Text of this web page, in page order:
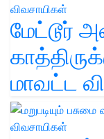
மேட்டூர்
மாவட்ட